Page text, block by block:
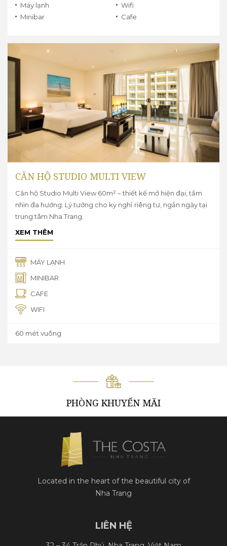
Máy lạnh
Wifi
Minibar
Cafe
CĂN HỘ STUDIO MULTI VIEW
Căn hộ Studio Multi View 60m² – thiết kế mở hiện đại, tầm
nhìn đa hướng. Lý tưởng cho kỳ nghỉ riêng tư, ngắn ngày tại
trung tâm Nha Trang.
XEM THÊM
MÁY LẠNH
MINIBAR
CAFE
WIFI
60 mét vuông
PHÒNG KHUYẾN MÃI
LIÊN HỆ
Located in the heart of the beautiful city of
Nha Trang